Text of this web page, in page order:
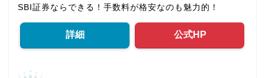
SBI証券ならできる！手数料が格安なのも魅力的！
詳細 公式HP